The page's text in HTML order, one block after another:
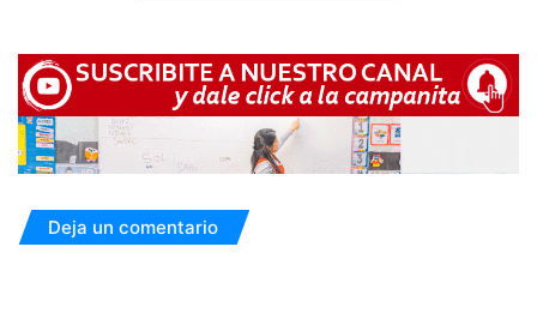
Deja un comentario